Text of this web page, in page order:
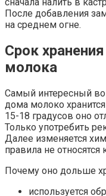
После добавления
на среднем огне.
Срок
молока
Самый интересный
дома молоко
15-18 градусов оно
Только употребить
Далее изменяется
правила не
Почему оно дольше
используется